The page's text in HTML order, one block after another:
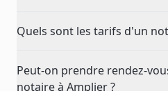
Quels sont les tarifs d'un
Peut-on prendre rendez-
notaire à Amplier ?